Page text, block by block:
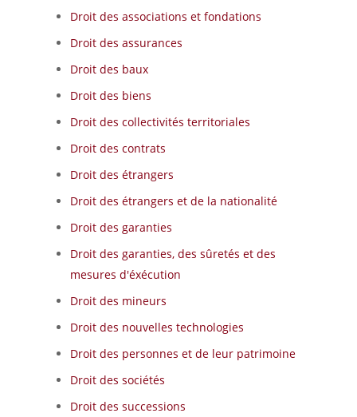
Droit des associations et fondations
Droit des assurances
Droit des baux
Droit des biens
Droit des collectivités territoriales
Droit des contrats
Droit des étrangers
Droit des étrangers et de la nationalité
Droit des garanties
Droit des garanties, des sûretés et des
mesures d'éxécution
Droit des mineurs
Droit des nouvelles technologies
Droit des personnes et de leur patrimoine
Droit des sociétés
Droit des successions